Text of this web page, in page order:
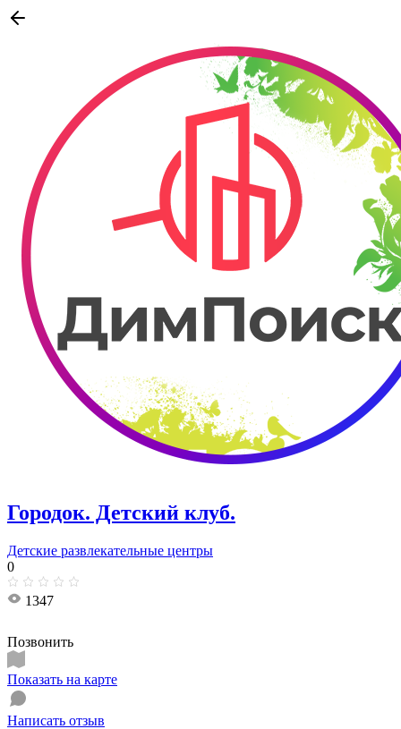
Городок. Детский клуб.
Детские развлекательные центры
0
1347
Позвонить
Показать на карте
Написать отзыв